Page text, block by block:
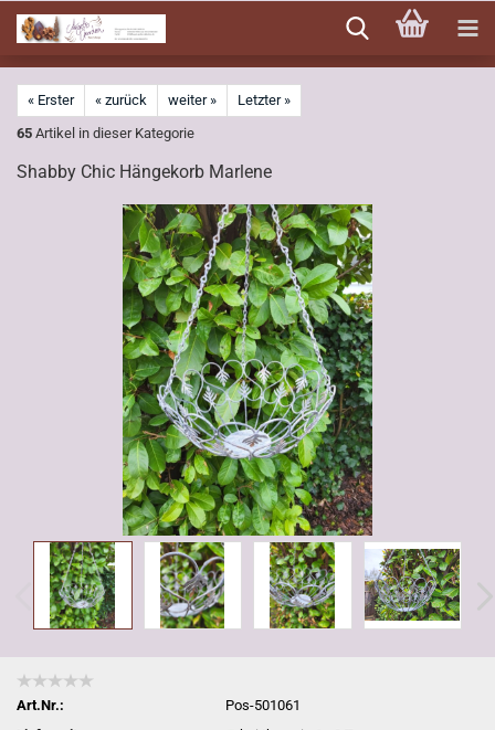
zum
Hauptinhalt
« Erster « zurück weiter »
Letzter »
65 Artikel in dieser Kategorie
Shabby Chic Hängekorb Marlene
Art.Nr.:
Pos-501061